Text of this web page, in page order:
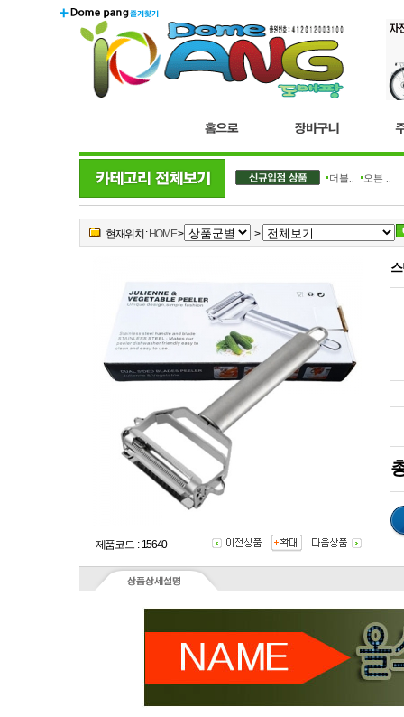
더블.. 오븐 ..
현재위치 : HOME> >
제품코드 : 15640